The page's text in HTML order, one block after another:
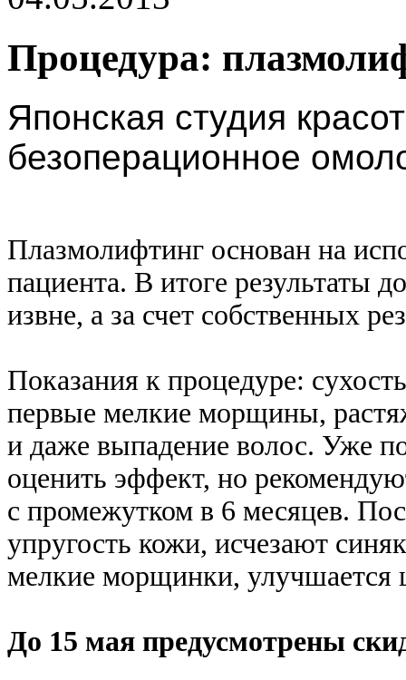
Процедура:
Японская студия
безоперационное
Плазмолифтинг основан на
пациента. В итоге результаты
извне, а за счет собственных
Показания к процедуре:
первые мелкие морщины,
и даже выпадение волос. Уже
оценить эффект, но
с промежутком в 6 месяцев.
упругость кожи, исчезают
мелкие морщинки, улучшается
До 15 мая предусмотрены